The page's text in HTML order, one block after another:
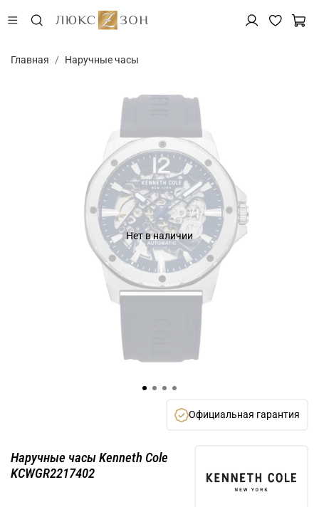
Главная Наручные часы
Нет в наличии
Официальная гарантия
Наручные часы Kenneth Cole
KCWGR2217402